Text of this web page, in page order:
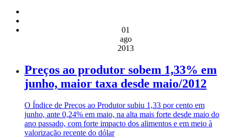
01
ago
2013
Preços ao produtor sobem 1,33% em
junho, maior taxa desde maio/2012
O Índice de Preços ao Produtor subiu 1,33 por cento em
junho, ante 0,24% em maio, na alta mais forte desde maio do
ano passado, com forte impacto dos alimentos e em meio à
valorização recente do dólar